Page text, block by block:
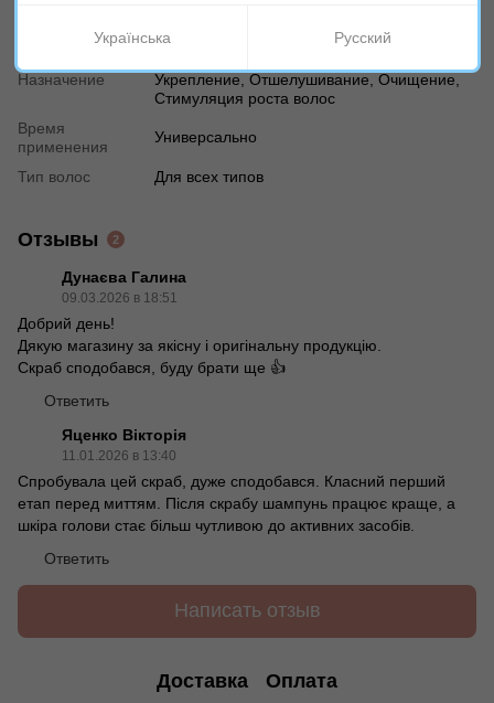
Тип продукта
Назначение
Укрепление, Отшелушивание, Очищение,
Стимуляция роста волос
Время
применения
Универсально
Тип волос Для всех типов
Отзывы 2
Дунаєва Галина
09.03.2026 в 18:51
Добрий день!
Дякую магазину за якісну і оригінальну продукцію.
Скраб сподобався, буду брати ще 👍
Ответить
Яценко Вікторія
11.01.2026 в 13:40
Спробувала цей скраб, дуже сподобався. Класний перший
етап перед миттям. Після скрабу шампунь працює краще, а
шкіра голови стає більш чутливою до активних засобів.
Ответить
Написать отзыв
Доставка Оплата
Українська Русский